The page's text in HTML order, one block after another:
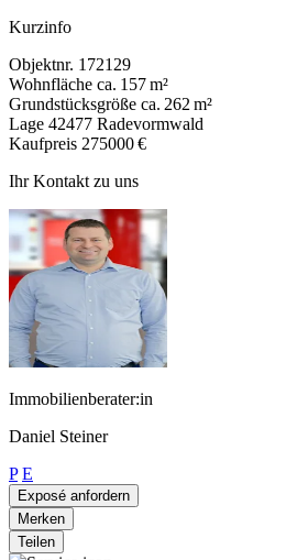
Kurzinfo
Objektnr. 172129
Wohnfläche ca. 157 m²
Grundstücksgröße ca. 262 m²
Lage 42477 Radevormwald
Kaufpreis 275000 €
Ihr Kontakt zu uns
Immobilienberater:in
Daniel Steiner
P E
Exposé anfordern
Merken
Teilen